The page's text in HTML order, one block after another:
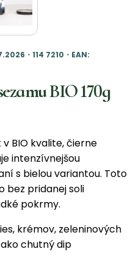
・114 7210・EAN:
BIO 170g
BIO kvalite, čierne
intenzívnejšou
s bielou variantou. Toto
bez pridanej soli
pokrmy.
krémov, zeleninových
chutný dip